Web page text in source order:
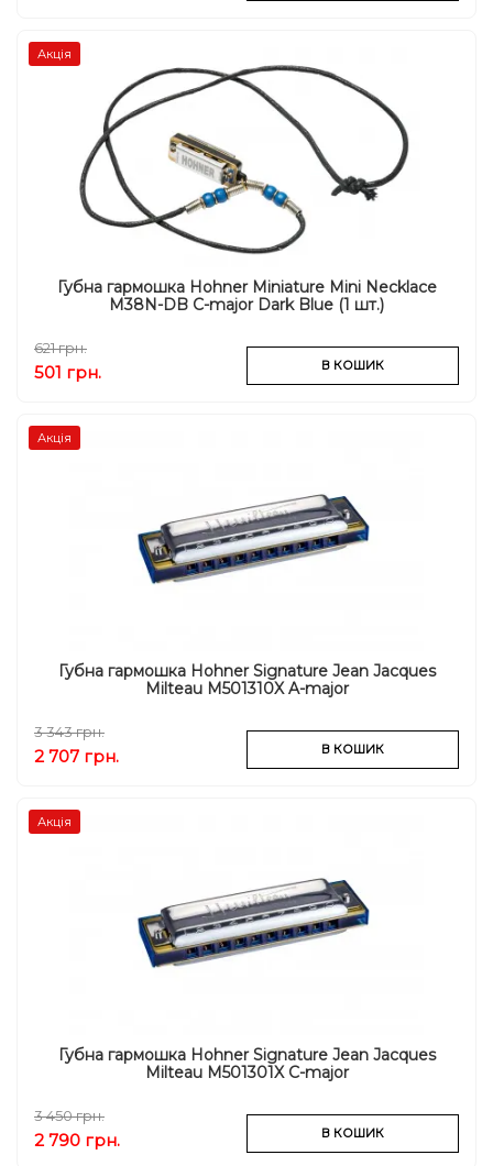
Акція
Губна гармошка Hohner Miniature Mini Necklace
M38N-DB C-major Dark Blue (1 шт.)
621 грн.
501 грн. В КОШИК
Акція
Губна гармошка Hohner Signature Jean Jacques
Milteau M501310X A-major
3 343 грн.
2 707 грн. В КОШИК
Акція
Губна гармошка Hohner Signature Jean Jacques
Milteau M501301X C-major
3 450 грн.
2 790 грн. В КОШИК